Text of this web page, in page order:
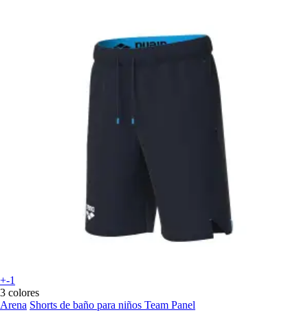
+-1
3 colores
Arena Shorts de baño para niños Team Panel